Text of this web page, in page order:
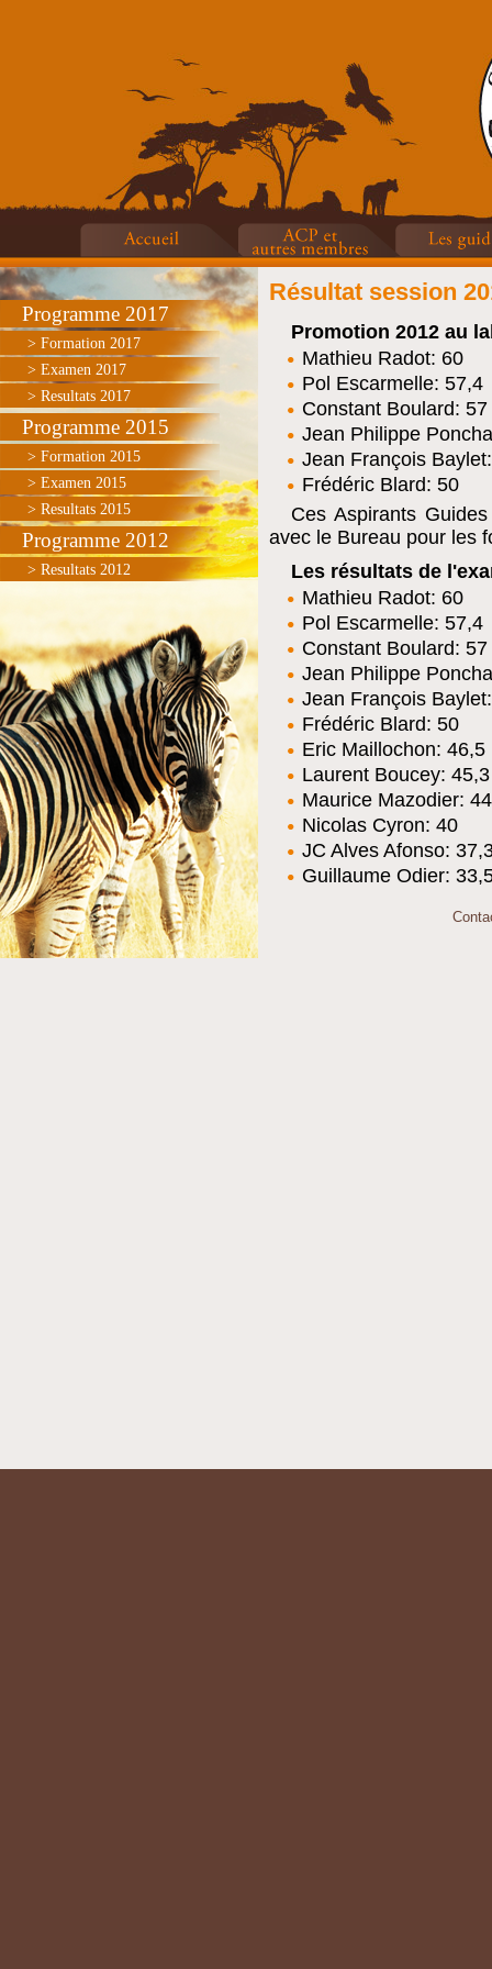
Programme 2017
> Formation 2017
> Examen 2017
> Resultats 2017
Programme 2015
> Formation 2015
> Examen 2015
> Resultats 2015
Programme 2012
> Resultats 2012
Résultat session
Promotion 2012 au
Mathieu Radot: 60
Pol Escarmelle: 57,4
Constant Boulard: 57
Jean Philippe
Jean François
Frédéric Blard: 50
Ces Aspirants
avec le Bureau pour les
Les résultats de
Mathieu Radot: 60
Pol Escarmelle: 57,4
Constant Boulard: 57
Jean Philippe
Jean François
Frédéric Blard: 50
Eric Maillochon: 46,5
Laurent Boucey: 45,3
Maurice Mazodier:
Nicolas Cyron: 40
JC Alves Afonso:
Guillaume Odier: